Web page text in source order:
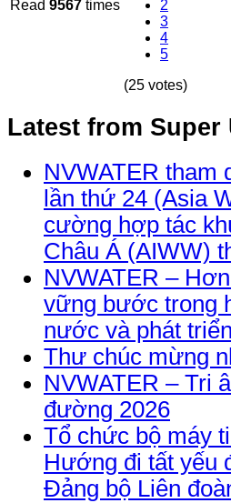
Read 9567 times
2
3
4
5
(25 votes)
Latest from Super
NVWATER tham
lần thứ 24 (Asia
cường hợp tác
Châu Á (AIWW)
NVWATER –
vững bước trong
nước và phát
Thư chúc mừng
NVWATER – Tri
đường 2026
Tổ chức bộ máy
Hướng đi tất yếu
Đảng bộ Liên